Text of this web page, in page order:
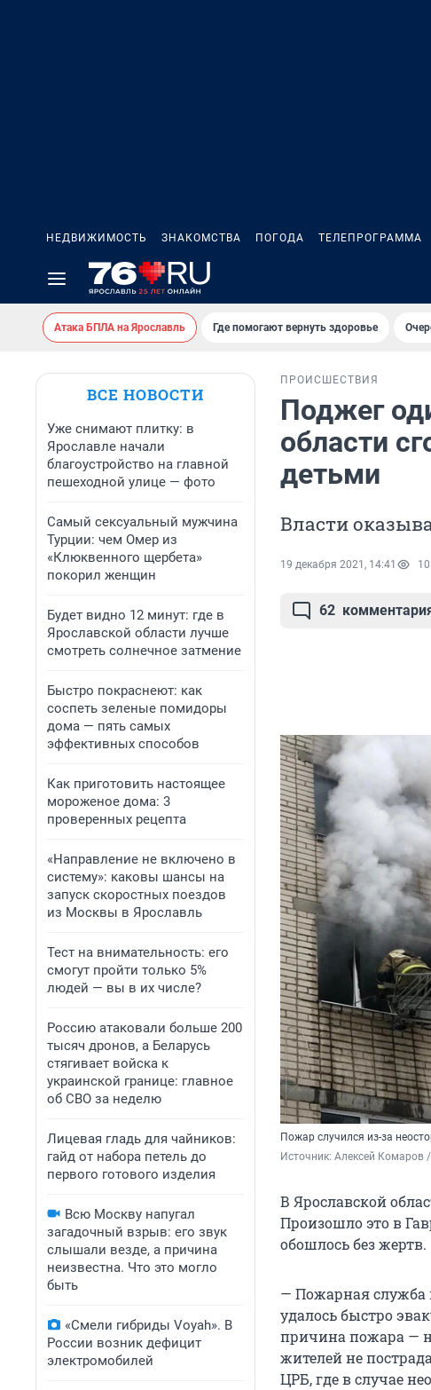
НЕДВИЖИМОСТЬ ЗНАКОМСТВА ПОГОДА ТЕЛЕПРОГРАММА
Атака БПЛА на Ярославль Где помогают вернуть здоровье
ВСЕ НОВОСТИ
Уже снимают плитку: в
Ярославле начали
благоустройство на главной
пешеходной улице — фото
Самый сексуальный мужчина
Турции: чем Омер из
«Клюквенного щербета»
покорил женщин
Будет видно 12 минут: где в
Ярославской области лучше
смотреть солнечное затмение
Быстро покраснеют: как
соспеть зеленые помидоры
дома — пять самых
эффективных способов
Как приготовить настоящее
мороженое дома: 3
проверенных рецепта
«Направление не включено в
систему»: каковы шансы на
запуск скоростных поездов
из Москвы в Ярославль
Тест на внимательность: его
смогут пройти только 5%
людей — вы в их числе?
Россию атаковали больше 200
тысяч дронов, а Беларусь
стягивает войска к
украинской границе: главное
об СВО за неделю
Лицевая гладь для чайников:
гайд от набора петель до
первого готового изделия
Всю Москву напугал
загадочный взрыв: его звук
слышали везде, а причина
неизвестна. Что это могло
быть
«Смели гибриды Voyah». В
России возник дефицит
электромобилей
ПРОИСШЕСТВИЯ
Поджег
области
детьми
Власти
19 декабря 2021, 14:41
62
Пожар случился из-за
Источник: Алексей Комаров
В Ярославской
Произошло это в
обошлось без жертв.
— Пожарная служба
удалось быстро
причина пожара —
жителей не
ЦРБ, где в случае